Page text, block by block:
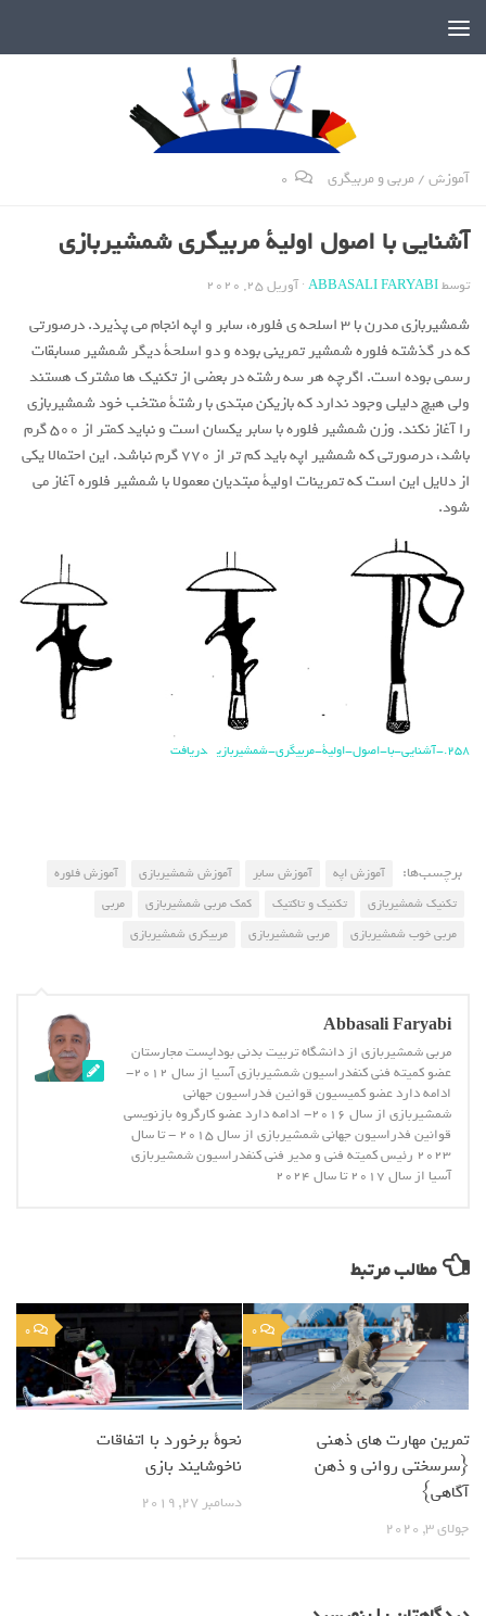
آموزش/مربی و مربیگری 0
آشنایی با اصول اولیة مربیگری شمشیربازی
توسطABBASALI FARYABI
·آوریل 25, 2020
شمشیربازی مدرن با 3 اسلحه ی فلوره، سابر و اپه انجام می پذیرد. درصورتی
که در گذشته فلوره شمشیر تمرینی بوده و دو اسلحة دیگر شمشیر مسابقات
رسمی بوده است. اگرچه هر سه رشته در بعضی از تکنیک ها مشترک هستند
ولی هیچ دلیلی وجود ندارد که بازیکن مبتدی با رشتة منتخب خود شمشیربازی
را آغاز نکند. وزن شمشیر فلوره با سابر یکسان است و نباید کمتر از 500 گرم
باشد، درصورتی که شمشیر اپه باید کم تر از 770 گرم نباشد. این احتمالا یکی
از دلایل این است که تمرینات اولیة مبتدیان معمولا با شمشیر فلوره آغاز می
شود.
258.-آشنایی-با-اصول-اولیة-مربیگری-شمشیربازی دریافت
برچسب‌ها: آموزش اپه آموزش سابر آموزش شمشیربازی
آموزش فلوره
تکنیک شمشیربازی
تکنیک و تاکتیک کمک مربی شمشیربازی
مربی
مربی خوب شمشیربازی
مربی شمشیربازی مربیکری شمشیربازی
Abbasali Faryabi
مربی شمشیربازی از دانشگاه تربیت بدنی بوداپست مجارستان
عضو کمیته فنی کنفدراسیون شمشیربازی آسیا از سال 2012-
ادامه دارد عضو کمیسیون قوانین فدراسیون جهانی
شمشیربازی از سال 2016- ادامه دارد عضو کارگروه بازنویسی
قوانین فدراسیون جهانی شمشیربازی از سال 2015 - تا سال
2023 رئیس کمیته فنی و مدیر فنی کنفدراسیون شمشیربازی
آسیا از سال 2017 تا سال 2024
مطالب مرتبط
0
تمرین مهارت های ذهنی
{سرسختی روانی و ذهن
آگاهی}
جولای 3, 2020
0
نحوة برخورد با اتفاقات
ناخوشایند بازی
دسامبر 27, 2019